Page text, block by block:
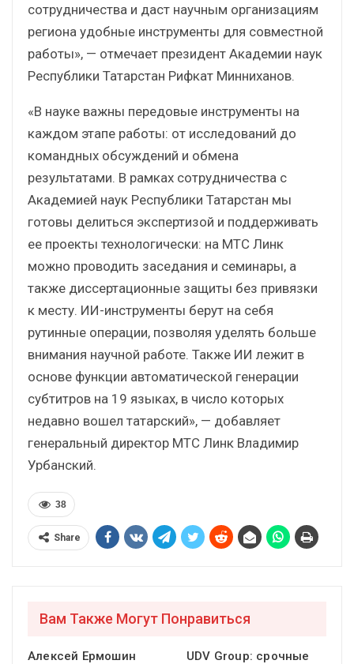
сотрудничества и даст научным организациям
региона удобные инструменты для совместной
работы», — отмечает президент Академии наук
Республики Татарстан Рифкат Минниханов.
«В науке важны передовые инструменты на
каждом этапе работы: от исследований до
командных обсуждений и обмена
результатами. В рамках сотрудничества с
Академией наук Республики Татарстан мы
готовы делиться экспертизой и поддерживать
ее проекты технологически: на МТС Линк
можно проводить заседания и семинары, а
также диссертационные защиты без привязки
к месту. ИИ-инструменты берут на себя
рутинные операции, позволяя уделять больше
внимания научной работе. Также ИИ лежит в
основе функции автоматической генерации
субтитров на 19 языках, в число которых
недавно вошел татарский», — добавляет
генеральный директор МТС Линк Владимир
Урбанский.
38
Share
Вам Также Могут Понравиться
Алексей Ермошин UDV Group: срочные